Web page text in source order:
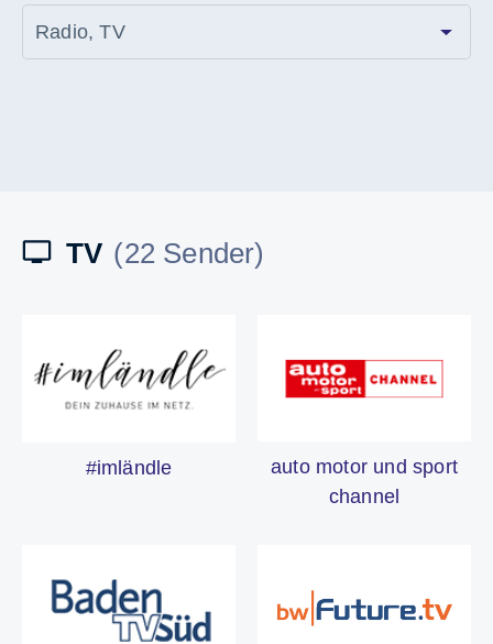
TV (22 Sender)
#imländle
auto motor und sport
channel